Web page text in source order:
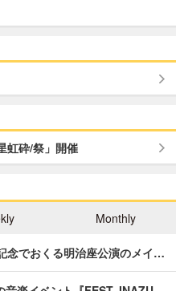
虹砕/祭」開催
Monthly
念でおくる明治座公演のメイ…